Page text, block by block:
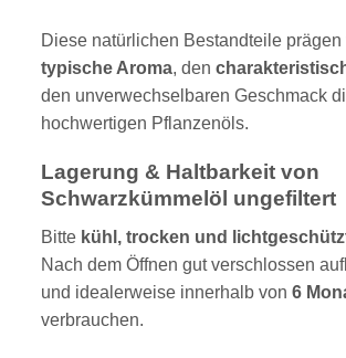
Diese natürlichen Bestandteile
typische Aroma, den
den unverwechselbaren Geschmack
hochwertigen Pflanzenöls.
Lagerung & Haltbarkeit von
Schwarzkümmelöl ungefiltert
Bitte kühl, trocken und
Nach dem Öffnen gut verschlossen
und idealerweise innerhalb von 6
verbrauchen.